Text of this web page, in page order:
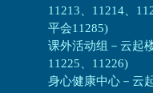
11213、11214、
平会11285)
课外活动组 － 云起
11225、11226)
身心健康中心 － 云